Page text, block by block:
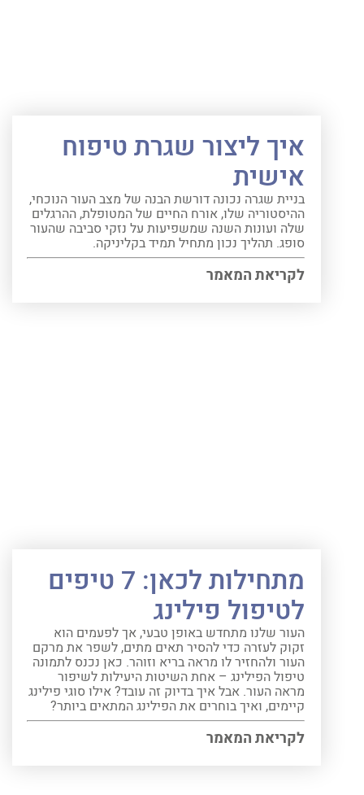
איך ליצור שגרת טיפוח
אישית
בניית שגרה נכונה דורשת הבנה של מצב העור הנוכחי,
ההיסטוריה שלו, אורח החיים של המטופלת, ההרגלים
שלה ועונות השנה שמשפיעות על נזקי סביבה שהעור
סופג. תהליך נכון מתחיל תמיד בקליניקה.
לקריאת המאמר
מתחילות לכאן: 7 טיפים
לטיפול פילינג
העור שלנו מתחדש באופן טבעי, אך לפעמים הוא
זקוק לעזרה כדי להסיר תאים מתים, לשפר את מרקם
העור ולהחזיר לו מראה בריא וזוהר. כאן נכנס לתמונה
טיפול הפילינג – אחת השיטות היעילות לשיפור
מראה העור. אבל איך בדיוק זה עובד? אילו סוגי פילינג
קיימים, ואיך בוחרים את הפילינג המתאים ביותר?
לקריאת המאמר